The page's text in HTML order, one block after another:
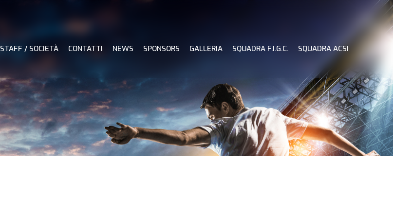
STAFF / SOCIETÀ CONTATTI NEWS SPONSORS GALLERIA SQUADRA F.I.G.C. SQUADRA ACSI